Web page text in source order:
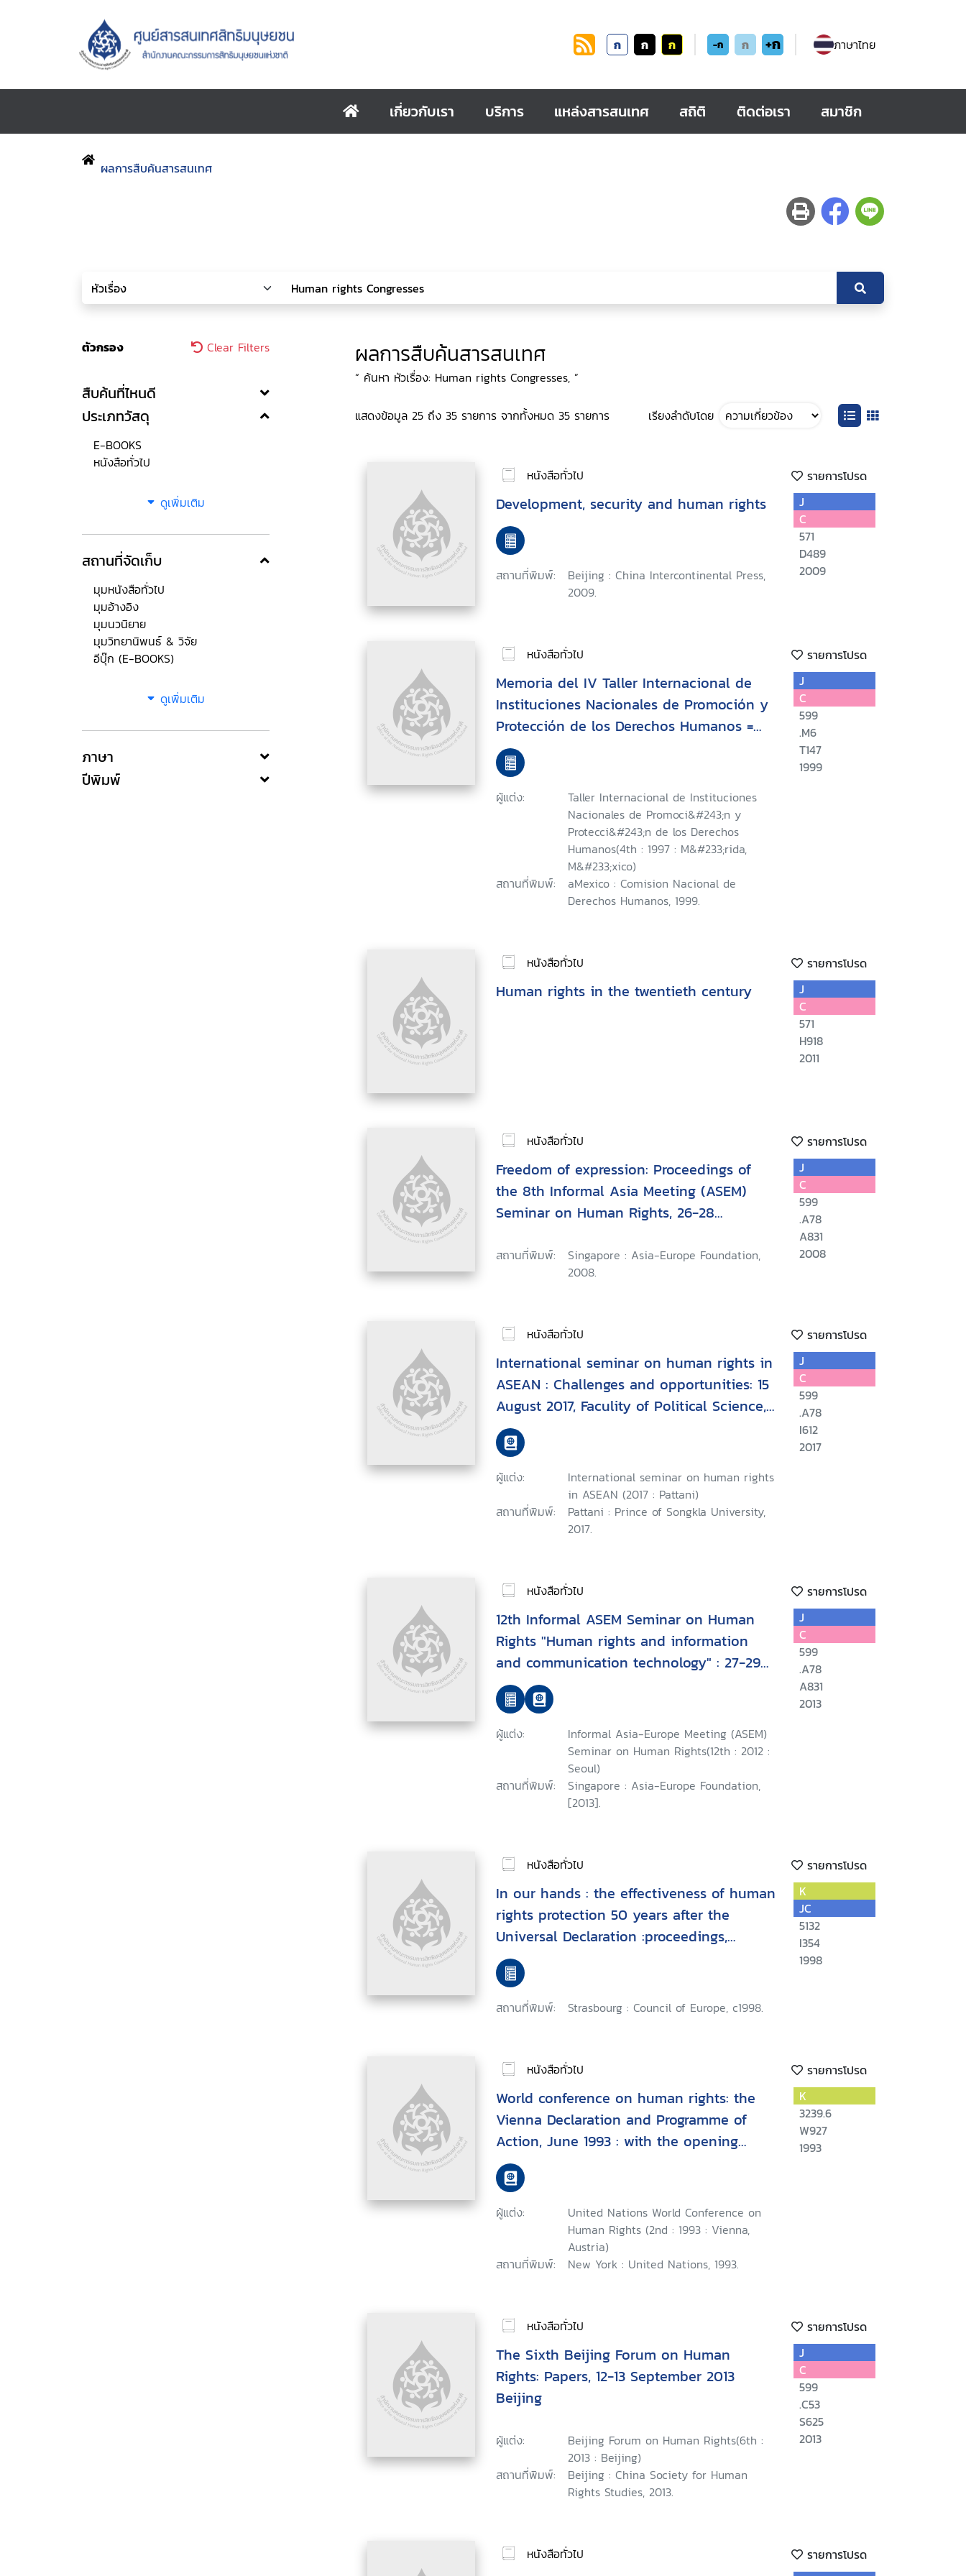
ก ก ก -ก ก +ก ภาษาไทย
เกี่ยวกับเรา บริการ แหล่งสารสนเทศ สถิติ ติดต่อเรา สมาชิก
ผลการสืบค้นสารสนเทศ
ตัวกรอง Clear Filters
สืบค้นที่ไหนดี
ประเภทวัสดุ
E-BOOKS
หนังสือทั่วไป
ดูเพิ่มเติม
สถานที่จัดเก็บ
มุมหนังสือทั่วไป
มุมอ้างอิง
มุมนวนิยาย
มุมวิทยานิพนธ์ & วิจัย
อีบุ๊ก (E-BOOKS)
ดูเพิ่มเติม
ภาษา
ปีพิมพ์
ผลการสืบค้นสารสนเทศ
“ ค้นหา หัวเรื่อง: Human rights Congresses, ”
แสดงข้อมูล 25 ถึง 35 รายการ จากทั้งหมด 35 รายการ เรียงลำดับโดย
หนังสือทั่วไป รายการโปรด
Development, security and human rights
สถานที่พิมพ์:
Beijing : China Intercontinental Press,
2009.
J
C
571
D489
2009
หนังสือทั่วไป รายการโปรด
Memoria del IV Taller Internacional de
Instituciones Nacionales de Promoción y
Protección de los Derechos Humanos =
Summary of the Fourth International
Workshop on National Institutions for the
Promotion and Protection for Human
Rights = Compte Rendu de la Quatrième
Recontre Internationale des Institutions
Nationales pour la Promotion et la
Protection des Droits de l'Homme
ผู้แต่ง:
Taller Internacional de Instituciones
Nacionales de Promoci&#243;n y
Protecci&#243;n de los Derechos
Humanos(4th : 1997 : M&#233;rida,
M&#233;xico)
สถานที่พิมพ์:
aMexico : Comision Nacional de
Derechos Humanos, 1999.
J
C
599
.M6
T147
1999
หนังสือทั่วไป รายการโปรด
Human rights in the twentieth century
J
C
571
H918
2011
หนังสือทั่วไป รายการโปรด
Freedom of expression: Proceedings of
the 8th Informal Asia Meeting (ASEM)
Seminar on Human Rights, 26-28
สถานที่พิมพ์:
Singapore : Asia-Europe Foundation,
2008.
J
C
599
.A78
A831
2008
หนังสือทั่วไป รายการโปรด
International seminar on human rights in
ASEAN : Challenges and opportunities: 15
August 2017, Faculity of Political Science,
Prince of Songkla University, Pattani
Campus
ผู้แต่ง:
International seminar on human rights
in ASEAN (2017 : Pattani)
สถานที่พิมพ์:
Pattani : Prince of Songkla University,
2017.
J
C
599
.A78
I612
2017
หนังสือทั่วไป รายการโปรด
12th Informal ASEM Seminar on Human
Rights "Human rights and information
and communication technology" : 27-29
June 2012, Seoul, Republic of Korea
ผู้แต่ง:
Informal Asia-Europe Meeting (ASEM)
Seminar on Human Rights(12th : 2012 :
Seoul)
สถานที่พิมพ์:
Singapore : Asia-Europe Foundation,
[2013].
J
C
599
.A78
A831
2013
หนังสือทั่วไป รายการโปรด
In our hands : the effectiveness of human
rights protection 50 years after the
Universal Declaration :proceedings,
European regional colloquy
สถานที่พิมพ์: Strasbourg : Council of Europe, c1998.
K
JC
5132
I354
1998
หนังสือทั่วไป รายการโปรด
World conference on human rights: the
Vienna Declaration and Programme of
Action, June 1993 : with the opening
statement of United Nations Secretary-
General Boutros Boutros-Ghali
ผู้แต่ง:
United Nations World Conference on
Human Rights (2nd : 1993 : Vienna,
Austria)
สถานที่พิมพ์:
New York : United Nations, 1993.
K
3239.6
W927
1993
หนังสือทั่วไป รายการโปรด
The Sixth Beijing Forum on Human
Rights: Papers, 12-13 September 2013
Beijing
ผู้แต่ง:
Beijing Forum on Human Rights(6th :
2013 : Beijing)
สถานที่พิมพ์:
Beijing : China Society for Human
Rights Studies, 2013.
J
C
599
.C53
S625
2013
หนังสือทั่วไป รายการโปรด